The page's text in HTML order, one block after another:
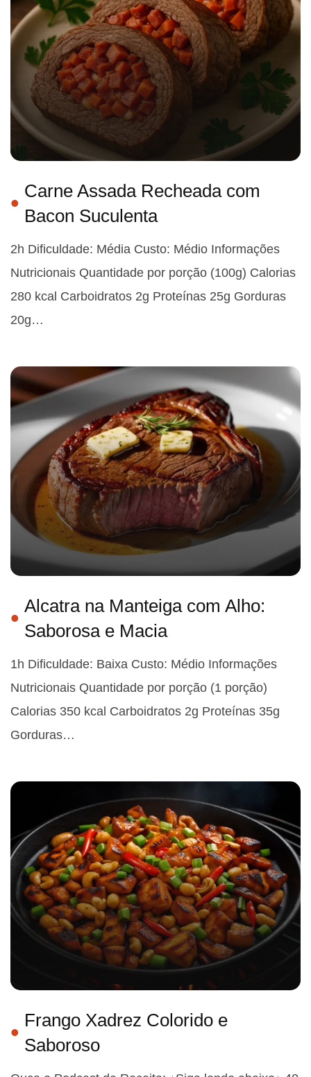
Carne Assada Recheada com
Bacon Suculenta
2h Dificuldade: Média Custo: Médio Informações
Nutricionais Quantidade por porção (100g) Calorias
280 kcal Carboidratos 2g Proteínas 25g Gorduras
20g…
Alcatra na Manteiga com Alho:
Saborosa e Macia
1h Dificuldade: Baixa Custo: Médio Informações
Nutricionais Quantidade por porção (1 porção)
Calorias 350 kcal Carboidratos 2g Proteínas 35g
Gorduras…
Frango Xadrez Colorido e
Saboroso